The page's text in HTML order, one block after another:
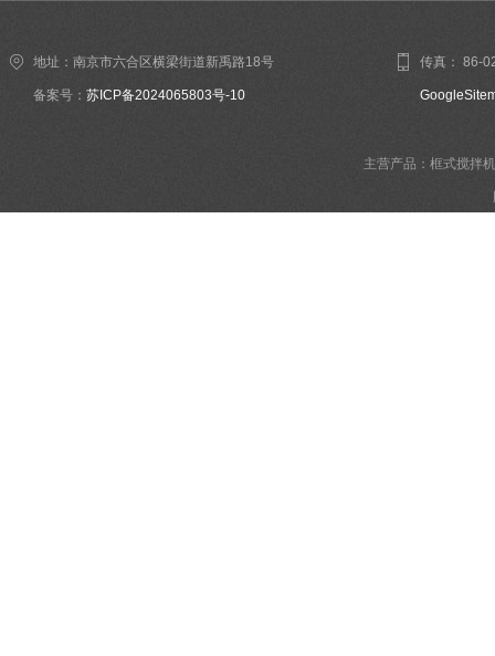
地址：南京市六合区横梁街道新禹路18号
备案号： 苏ICP备2024065803号-10
传真： 86-
主营产品：框式搅拌